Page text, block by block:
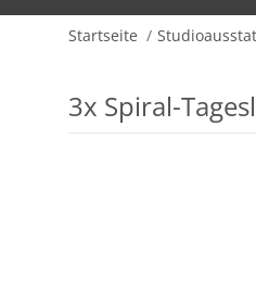
Startseite
3x Spiral-